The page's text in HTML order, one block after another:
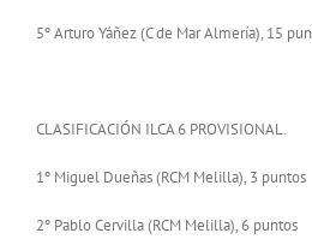
5º Arturo Yáñez (C de Mar Almería), 15
CLASIFICACIÓN ILCA 6 PROVISIONAL.
1º Miguel Dueñas (RCM Melilla), 3 puntos
2º Pablo Cervilla (RCM Melilla), 6 puntos